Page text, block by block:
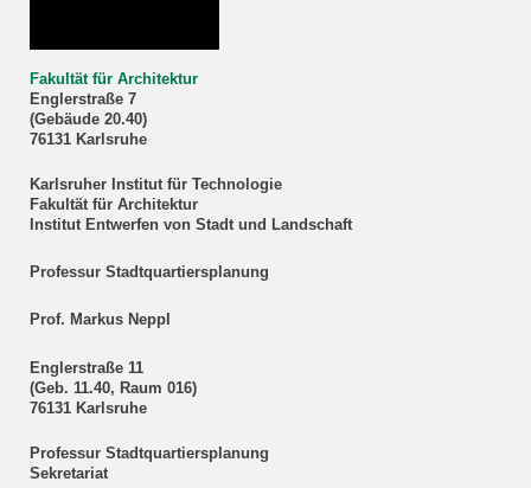
Fakultät für Architektur
Englerstraße 7
(Gebäude 20.40)
76131 Karlsruhe
Karlsruher Institut für Technologie
Fakultät für Architektur
Institut Entwerfen von Stadt und Landschaft
Professur Stadtquartiersplanung
Prof. Markus Neppl
Englerstraße 11
(Geb. 11.40, Raum 016)
76131 Karlsruhe
Professur Stadtquartiersplanung
Sekretariat